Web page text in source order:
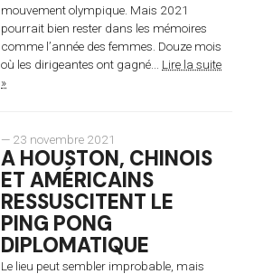
mouvement olympique. Mais 2021
pourrait bien rester dans les mémoires
comme l’année des femmes. Douze mois
où les dirigeantes ont gagné... Lire la suite
»
— 23 novembre 2021
A HOUSTON, CHINOIS
ET AMÉRICAINS
RESSUSCITENT LE
PING PONG
DIPLOMATIQUE
Le lieu peut sembler improbable, mais